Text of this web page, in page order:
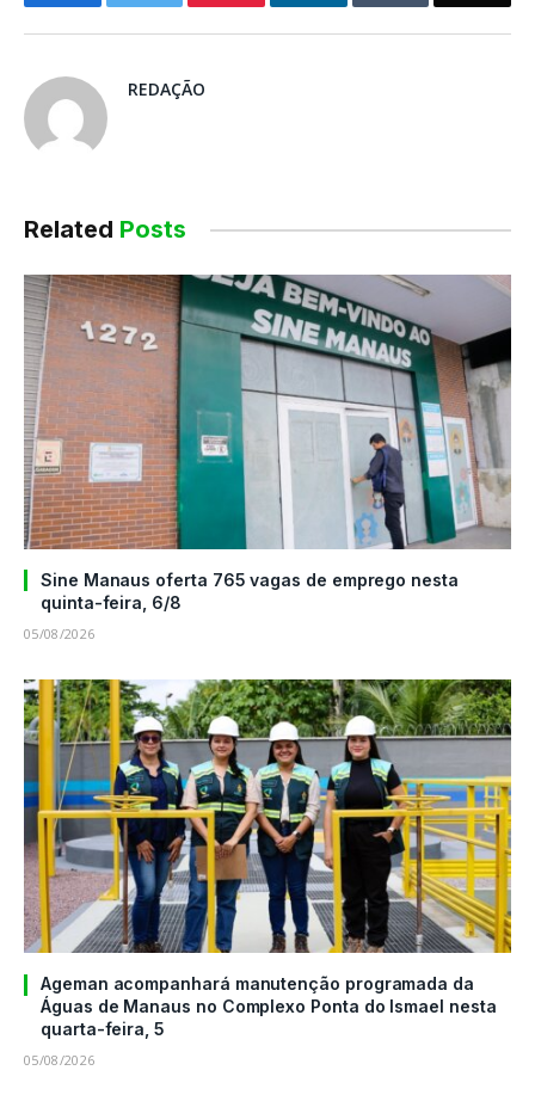
REDAÇÃO
Related Posts
Sine Manaus oferta 765 vagas de emprego nesta
quinta-feira, 6/8
05/08/2026
Ageman acompanhará manutenção programada da
Águas de Manaus no Complexo Ponta do Ismael nesta
quarta-feira, 5
05/08/2026